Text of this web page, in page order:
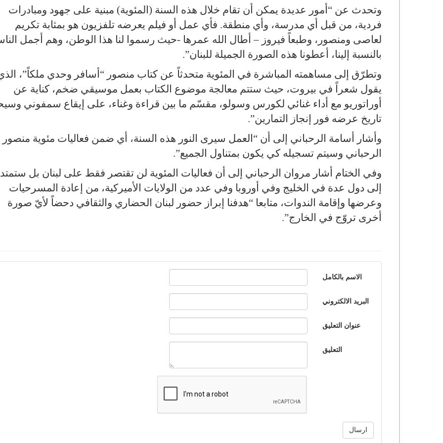
وتحدث عن “أمور عديدة يمكن أن تقام خلال هذه السنة (المئوية) مبنية على جهود ومبادرات
فردية، من قبل أي مدرسة، وأي منطقة. فأي عمل أو فيلم يعرضه تلفزيون هو بمثابة تكريم
لعاصى ومنصور، وطبعاً فيروز – أطال الله عمرها -حيث رسموا لنا هذا الوطن، وهم أجمل
بالنسبة إلينا، أعطونا هذه الصورة الجميلة للبنان.”
وتطرّق إلى مساهمته المباشرة في المئوية متحدثاً عن كتاب منصور “أسافر وحدي ملكاً”،
يقول شعراً في بيروت، حيث ستتم معالجة موضوع الكتاب بعمل موسيقي ضخم، كناية عن
أوراتوريو مع أداء غنائي لكورس وسولو، مقسّم ما بين قراءة وغناء، على إيقاع سمفوني
تاريخ عرضه فور إنجاز التمارين.”
وأشار أسامة الرحباني إلى أن “العمل سيرى النور هذه السنة، أي ضمن فعاليات مئوية منصور
الرحباني وسيتم تسجيله كي يكون بمتناول الجميع.”
وفي الختام أشار مروان الرحباني إلى أن فعاليات المئوية لن تقتصر فقط على لبنان بل ستمتد
إلى دول عدة في الخليج وفي أوروبا وفي عدد من الولايات الأميركية، من إعادة المسرحيات
وعرضها وإقامة الندوات، متابعا “هدفنا إبراز حضور لبنان الحضاري والثقافي دحضاً لأيّ صورة
أخرى تروّج في الخارج.”
الاسم بالكامل
البريد الالكتروني
عنوان التعليق
التعليق
ارسال